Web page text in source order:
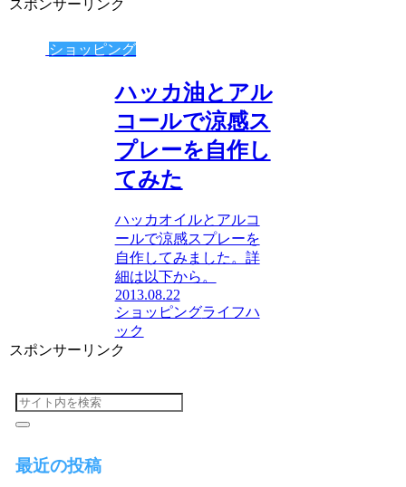
スポンサーリンク
ショッピング
ハッカ油とアル
コールで涼感ス
プレーを自作し
てみた
ハッカオイルとアルコ
ールで涼感スプレーを
自作してみました。詳
細は以下から。
2013.08.22
ショッピングライフハ
ック
スポンサーリンク
最近の投稿